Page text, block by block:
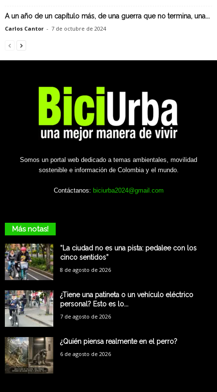
A un año de un capítulo más, de una guerra que no termina, una...
Carlos Cantor - 7 de octubre de 2024
Somos un portal web dedicado a temas ambientales, movilidad
sostenible e información de Colombia y el mundo.
Contáctanos: biciurba2024@gmail.com
Más notas!
“La ciudad no es una pista: pedalee con los
cinco sentidos”
8 de agosto de 2026
¿Tiene una patineta o un vehículo eléctrico
personal? Esto es lo...
7 de agosto de 2026
¿Quién piensa realmente en el perro?
6 de agosto de 2026